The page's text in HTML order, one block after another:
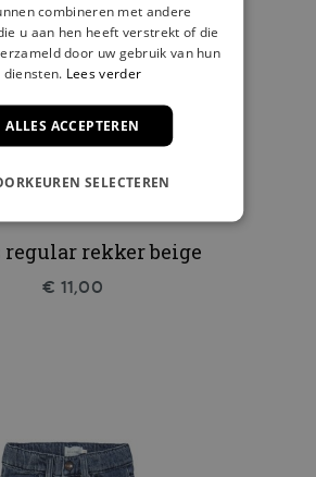
regular rekker beige
€ 11,00
combineren met andere
u aan hen heeft verstrekt of die
door uw gebruik van hun
diensten. Lees verder
ALLES ACCEPTEREN
SELECTEREN